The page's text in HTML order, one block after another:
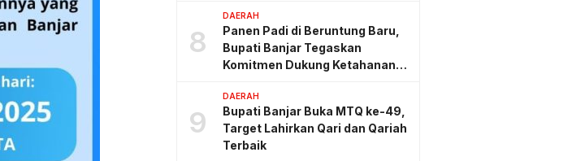
8
DAERAH
Panen Padi di Beruntung Baru,
Bupati Banjar Tegaskan
Komitmen Dukung Ketahanan
9
DAERAH
Bupati Banjar Buka MTQ ke-49,
Target Lahirkan Qari dan Qariah
Terbaik